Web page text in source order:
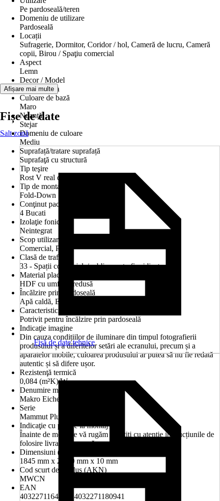
Pe pardoseală/teren
Domeniu de utilizare
Pardoseală
Locații
Sufragerie, Dormitor, Coridor / hol, Cameră de lucru, Cameră
copii, Birou / Spaţiu comercial
Aspect
Lemn
Decor / Model
Tip dușumea
Culoare de bază
Maro
Nuanţă
Stejar
Domeniu de culoare
Mediu
Suprafață/tratare suprafață
Suprafaţă cu structură
Tip teşire
Rost V real circular
Tip de montaj
Fold-Down
Conţinut pachet
4 Bucati
Izolaţie fonică
Neintegrat
Scop utilizare
Comercial, Privat
Clasă de trafic
33 - Spații comerciale/publice cu trafic ridicat
Material placă portantă
HDF cu umflare redusă
Încălzire prin pardoseală
Apă caldă, Electrică
Caracteristici
Potrivit pentru încălzire prin pardoseală
Indicaţie imagine
Din cauza condițiilor de iluminare din timpul fotografierii
produsului și a diferitelor setări ale ecranului, precum și a
aparatelor mobile, culoarea produsului ar putea să nu fie redată
autentic și să difere ușor.
Rezistenţă termică
0,084 (m²K)/W
Denumire model
Makro Eiche natur
Serie
Mammut Plus
Indicaţie cu privire la montaj
Înainte de montare vă rugăm să citiți cu atenție instrucțiunile de
folosire livrate împreună cu produsul
Dimensiuni (LxlxS)
1845 mm x 244.0 mm x 10 mm
Cod scurt de produs (AKN)
MWCN
EAN
4032271164484, 4032271180941
Afișare mai multe
Fișe de date
Salt zonă
Fişă de date tehnice